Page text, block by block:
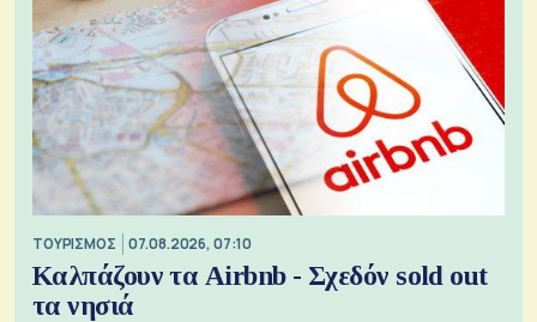
ΤΟΥΡΙΣΜΟΣ 07.08.2026, 07:10
Καλπάζουν τα Airbnb - Σχεδόν sold out
τα νησιά